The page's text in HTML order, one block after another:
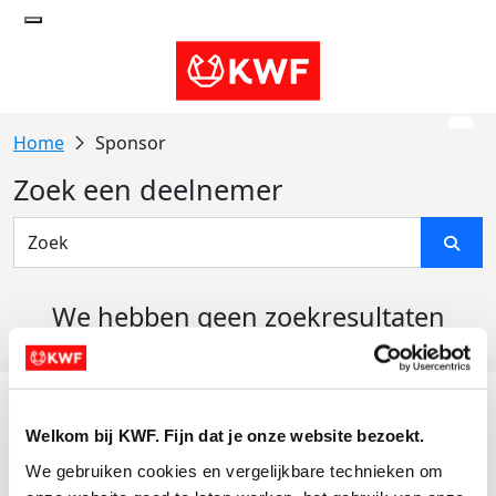
Welkom bij KWF. Fijn dat je onze website bezoekt.
We gebruiken cookies en vergelijkbare technieken om
Sponsor
Zoek een deelnemer
We hebben geen zoekresultaten
Actiematerialen
Evenementen